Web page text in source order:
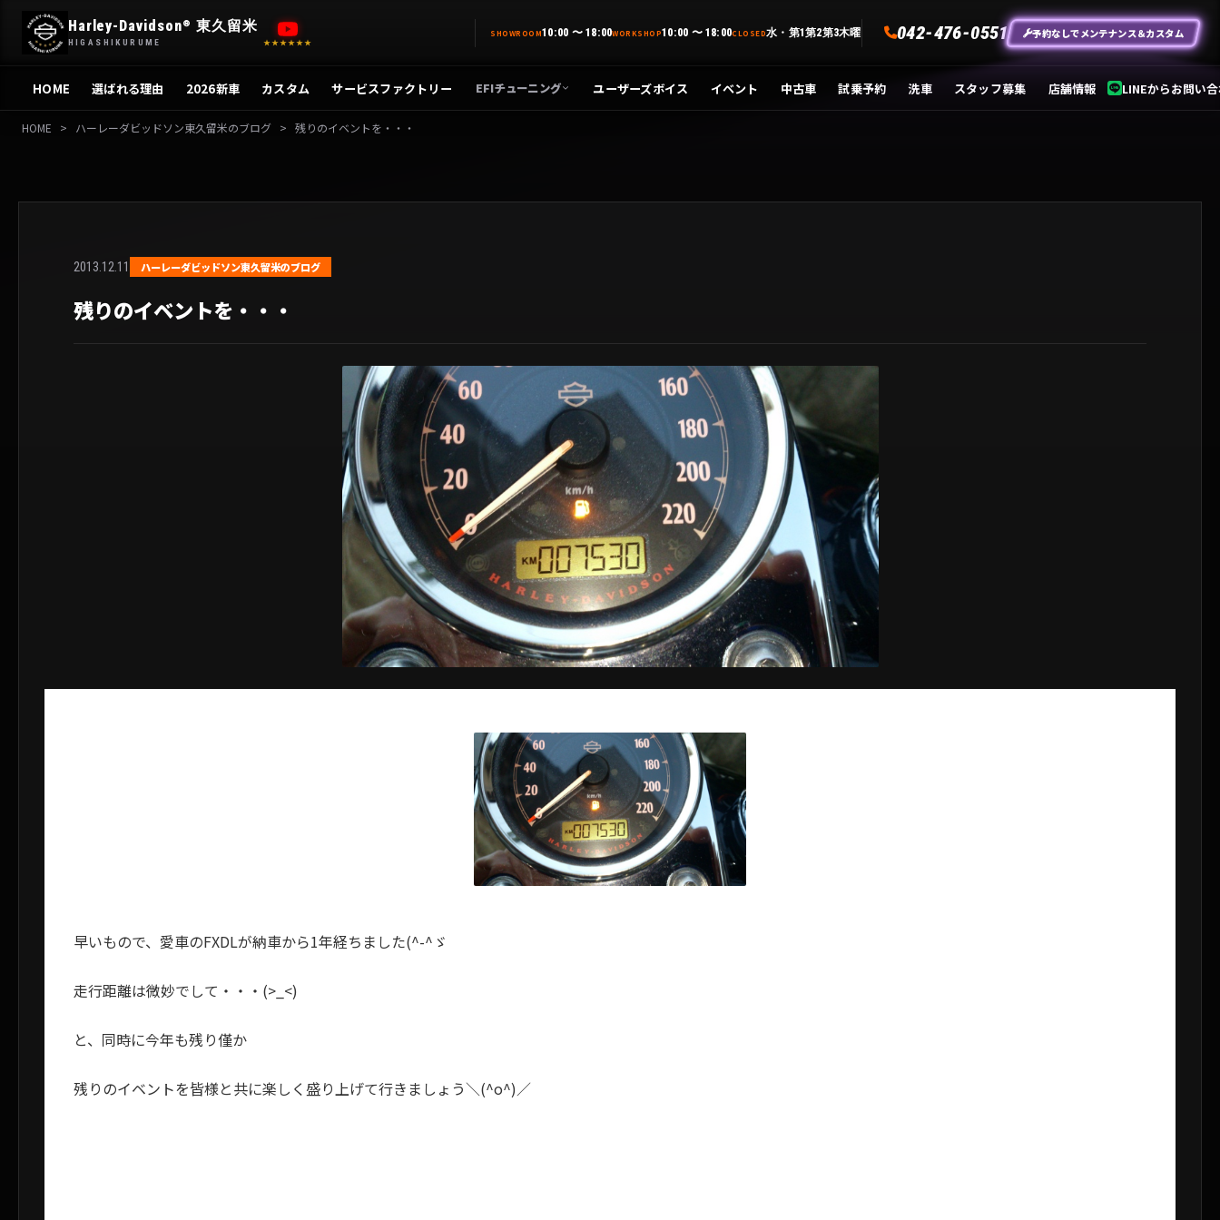
Harley-Davidson® 東久留米
HIGASHIKURUME ★★★★★★
SHOWROOM10:00 〜 18:00WORKSHOP10:00 〜 18:00CLOSED水・第1第2第3木曜 042-476-0551 予約なしでメンテナンス＆カスタム
HOME 選ばれる理由 2026新車 カスタム サービスファクトリー EFIチューニング ユーザーズボイス イベント 中古車 試乗予約 洗車 スタッフ募集 店舗情報 LINEからお問い
HOME > ハーレーダビッドソン東久留米のブログ > 残りのイベントを・・・
2013.12.11 ハーレーダビッドソン東久留米のブログ
残りのイベントを・・・
早いもので、愛車のFXDLが納車から1年経ちました(^-^ゞ
走行距離は微妙でして・・・(>_<)
と、同時に今年も残り僅か
残りのイベントを皆様と共に楽しく盛り上げて行きましょう＼(^o^)／